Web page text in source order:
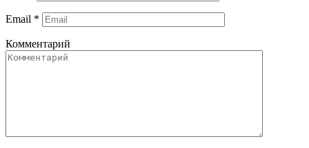
Email *
Комментарий